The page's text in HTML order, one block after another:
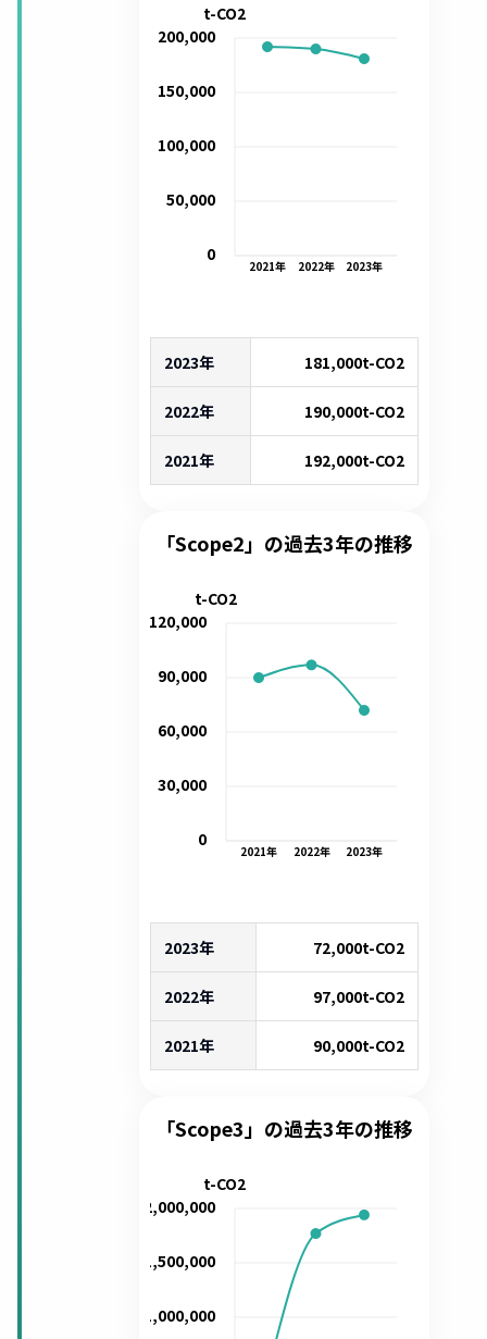
2021年 2022年 2023年
0
50,000
100,000
150,000
200,000
t-CO2
2023年 181,000t-CO2
2022年 190,000t-CO2
2021年 192,000t-CO2
「Scope2」の過去3年の推移
2021年 2022年 2023年
0
30,000
60,000
90,000
120,000
t-CO2
2023年 72,000t-CO2
2022年 97,000t-CO2
2021年 90,000t-CO2
「Scope3」の過去3年の推移
1,000,000
1,500,000
2,000,000
t-CO2